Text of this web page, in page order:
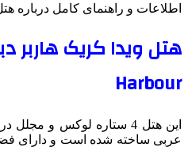
اطلاعات و راهنمای کامل درباره
Harbour
این هتل 4 ستاره لوکس و
عربی ساخته شده است و دارای